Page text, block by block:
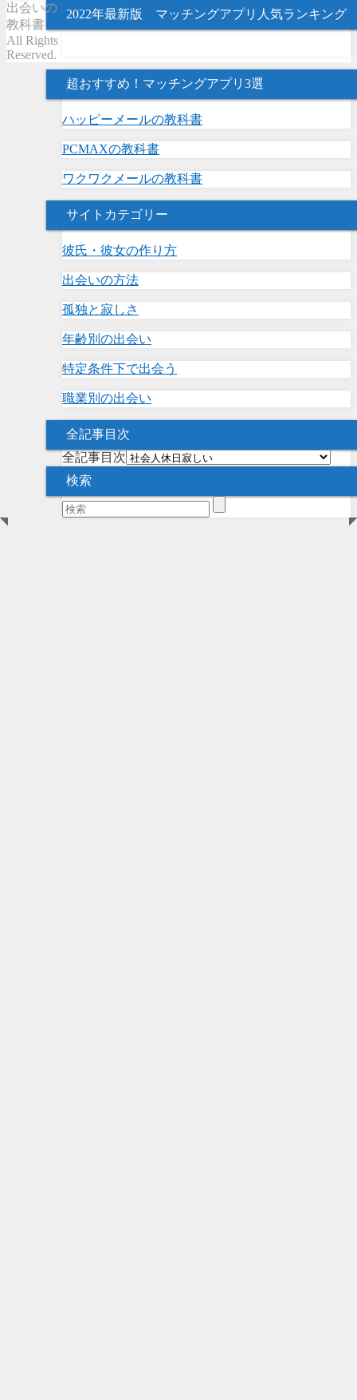
2022年最新版 マッチングアプリ人気ランキング
超おすすめ！マッチングアプリ3選
ハッピーメールの教科書
PCMAXの教科書
ワクワクメールの教科書
サイトカテゴリー
彼氏・彼女の作り方
出会いの方法
孤独と寂しさ
年齢別の出会い
特定条件下で出会う
職業別の出会い
全記事目次
全記事目次
検索
出会いの
教科書
All Rights
Reserved.